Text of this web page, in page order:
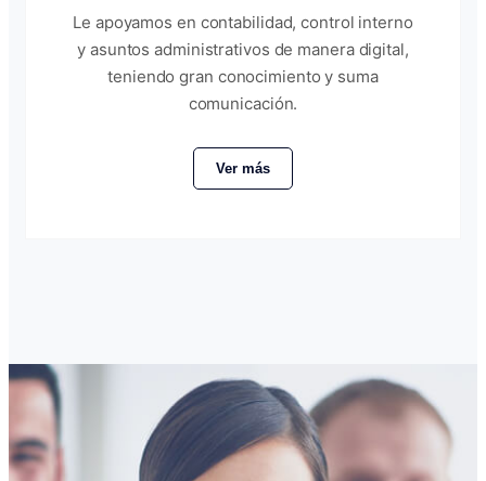
Le apoyamos en contabilidad, control interno
y asuntos administrativos de manera digital,
teniendo gran conocimiento y suma
comunicación.
Ver más